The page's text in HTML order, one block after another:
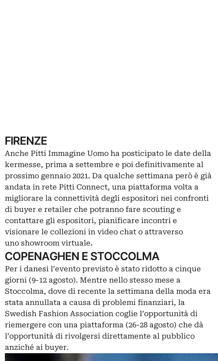
FIRENZE
Anche Pitti Immagine Uomo ha posticipato le date della
kermesse, prima a settembre e poi definitivamente al
prossimo gennaio 2021. Da qualche settimana però è già
andata in rete Pitti Connect, una piattaforma volta a
migliorare la connettività degli espositori nei confronti
di buyer e retailer che potranno fare scouting e
contattare gli espositori, pianificare incontri e
visionare le collezioni in video chat o attraverso
uno showroom virtuale.
COPENAGHEN E STOCCOLMA
Per i danesi l’evento previsto è stato ridotto a cinque
giorni (9-12 agosto). Mentre nello stesso mese a
Stoccolma, dove di recente la settimana della moda era
stata annullata a causa di problemi finanziari, la
Swedish Fashion Association coglie l’opportunità di
riemergere con una piattaforma (26-28 agosto) che dà
l’opportunità di rivolgersi direttamente al pubblico
anziché ai buyer.